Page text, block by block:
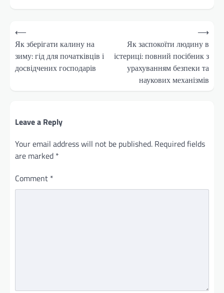
Post
navigation
⟵
Як зберігати калину на
зиму: гід для початківців і
досвідчених господарів
Як заспокоїти людину в
істериці: повний посібник з
урахуванням безпеки та
наукових механізмів
⟶
Leave a Reply
Your email address will not be published. Required fields
are marked *
Comment *